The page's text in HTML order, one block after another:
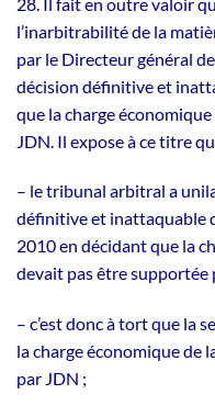
l’inarbitrabilité de la
par le Directeur général
décision définitive et
que la charge
JDN. Il expose à ce titre
– le tribunal arbitral a
définitive et inattaquable
2010 en décidant que la
devait pas être supportée
– c’est donc à tort que la
la charge économique de
par JDN ;